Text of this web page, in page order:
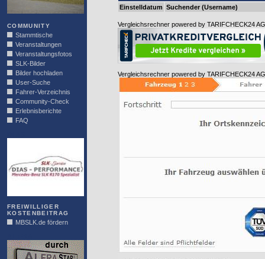
COMMUNITY
Stammtische
Veranstaltungen
Veranstaltungsfotos
SLK-Bilder
Bilder hochladen
User-Suche
Fahrer-Verzeichnis
Community-Check
Erlebnisberichte
FAQ
FREIWILLIGER
KOSTENBEITRAG
MBSLK.de fördern
Einstelldatum Suchender (Username)
Vergleichsrechner powered by TARIFCHECK24 AG
Vergleichsrechner powered by TARIFCHECK24 AG